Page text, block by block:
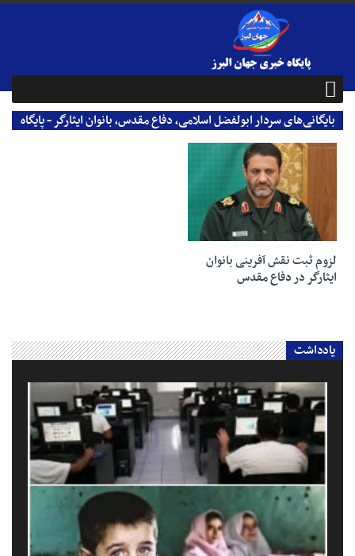
بایگانی‌های سردار ابولفضل اسلامی، دفاع مقدس، بانوان ایثارگر - پایگاه
خبری جهان البرز
04 مهر 1403
لزوم ثبت نقش آفرینی بانوان
ایثارگر در دفاع مقدس
یادداشت